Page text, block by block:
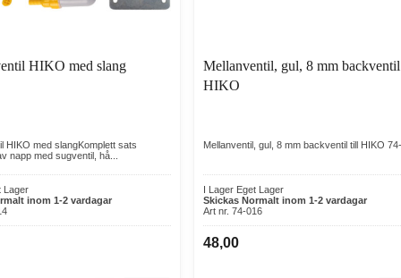
risken för att kalven dricker för snabbt, vilket i sin tur kan bidra till
– särskilt under de första levnadsveckorna.
Det gör att du snabbt kan lossa och montera delar vid disk, vilket
snabb disk.
HIKO med slang
HIKO med slangKomplett sats
napp med sugventil, hå...
Lager
inom 1-2 vardagar
Mellanventil, gul, 8 mm
HIKO
Mellanventil, gul, 8 mm backventil till HIKO
I Lager Eget Lager
Skickas Normalt inom 1-2 vardagar
Art nr. 74-016
48,00